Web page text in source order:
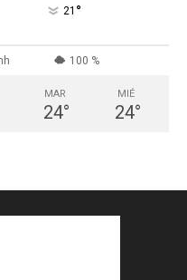
21 °
100 %
MAR
24°
MIÉ
24°